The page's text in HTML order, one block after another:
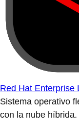
Red Hat Enterprise
Sistema operativo
con la nube híbrida.